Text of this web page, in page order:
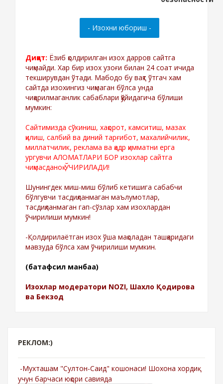
Диққат: Ёзиб қолдирилган изох дарров сайтга
чиқмайди. Хар бир изох узоғи билан 24 соат ичида
текширувдан ўтади. Мабодо бу вақт ўтгач хам
сайтда изохингиз чиқмаган бўлса унда
чиқарилмаганлик сабаблари қўйидагича бўлиши
мумкин:
Сайтимизда сўкиниш, хақорот, камситиш, мазах
қилиш, салбий ва диний тарғибот, махалийчилик,
миллатчилик, реклама ва қадр қимматни ерга
ургувчи АЛОМАТЛАРИ БОР изохлар сайтга
чиқмасданоқ ЎЧИРИЛАДИ!
Шунингдек миш-миш бўлиб кетишига сабабчи
бўлгувчи тасдиқланмаган маълумотлар,
тасдиқланмаган гап-сўзлар хам изохлардан
ўчирилиши мумкин!
-Қолдирилаётган изох ўша мақоладан ташқаридаги
мавзуда бўлса хам ўчирилиши мумкин.
(батафсил манбаа)
Изохлар модератори NOZI, Шахло Қодирова
ва Бекзод
РЕКЛОМ:)
-Мухташам "Султон-Саид" кошонаси! Шохона хордиқ
учун барчаси юқори савияда